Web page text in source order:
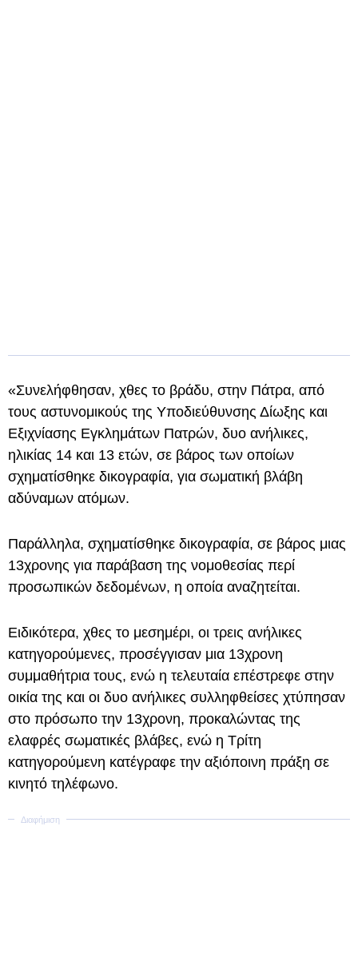
«Συνελήφθησαν, χθες το βράδυ, στην Πάτρα, από
τους αστυνομικούς της Υποδιεύθυνσης Δίωξης και
Εξιχνίασης Εγκλημάτων Πατρών, δυο ανήλικες,
ηλικίας 14 και 13 ετών, σε βάρος των οποίων
σχηματίσθηκε δικογραφία, για σωματική βλάβη
αδύναμων ατόμων.
Παράλληλα, σχηματίσθηκε δικογραφία, σε βάρος μιας
13χρονης για παράβαση της νομοθεσίας περί
προσωπικών δεδομένων, η οποία αναζητείται.
Ειδικότερα, χθες το μεσημέρι, οι τρεις ανήλικες
κατηγορούμενες, προσέγγισαν μια 13χρονη
συμμαθήτρια τους, ενώ η τελευταία επέστρεφε στην
οικία της και οι δυο ανήλικες συλληφθείσες χτύπησαν
στο πρόσωπο την 13χρονη, προκαλώντας της
ελαφρές σωματικές βλάβες, ενώ η Τρίτη
κατηγορούμενη κατέγραφε την αξιόποινη πράξη σε
κινητό τηλέφωνο.